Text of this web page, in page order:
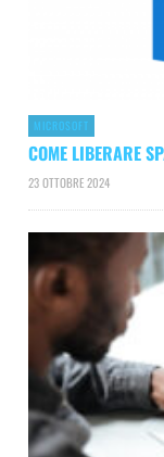
MICROSOFT
COME LIBERARE
23 OTTOBRE 2024